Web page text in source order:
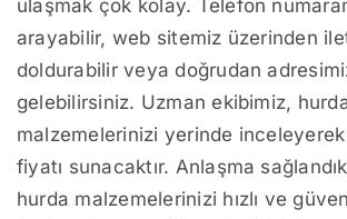
ulaşmak çok kolay. Telefon
arayabilir, web sitemiz üzerinden
doldurabilir veya doğrudan
gelebilirsiniz. Uzman ekibimiz,
malzemelerinizi yerinde
fiyatı sunacaktır. Anlaşma
hurda malzemelerinizi hızlı ve